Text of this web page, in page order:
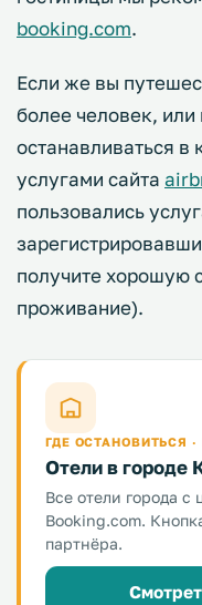
booking.com.
Если же вы
более человек, или
останавливаться в
услугами сайта
пользовались
получите хорошую
проживание).
ГДЕ ОСТАНОВИТЬСЯ
Отели в городе
Все отели города
Booking.com.
партнёра.